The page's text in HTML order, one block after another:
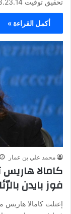
أكمل القراءة »
محمد علي بن عمار
كامالا هاريس
فوز بايدن
إعتلت كامالا هاريس